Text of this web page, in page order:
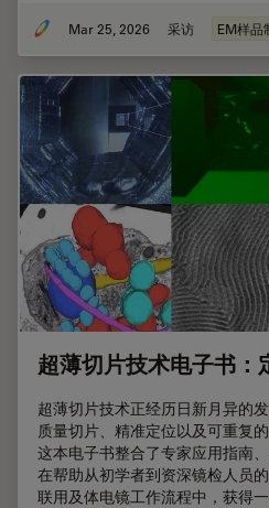
Mar 25, 2026 采访 EM样品
超薄切片技术电子书：
超薄切片技术正经历日新月异的
质量切片、精准定位以及可重复
这本电子书整合了专家应用指南
在帮助从初学者到资深镜检人员
联用及体电镜工作流程中，获得